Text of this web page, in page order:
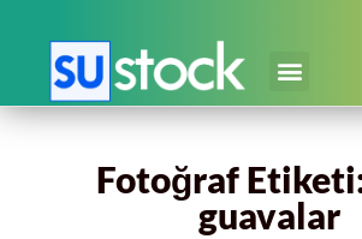
Fotoğraf
guavalar